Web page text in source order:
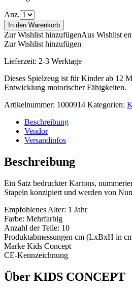
Anz.
In den Warenkorb
Zur Wishlist hinzufügenAus Wishlist
Zur Wishlist hinzufügen
Lieferzeit: 2-3 Werktage
Dieses Spielzeug ist für Kinder ab 12
Entwicklung motorischer Fähigkeiten.
Artikelnummer: 1000914 Kategorien:
Beschreibung
Vendor
Versandinfos
Beschreibung
Ein Satz bedruckter Kartons,
Stapeln konzipiert und werden von
Empfohlenes Alter: 1 Jahr
Farbe: Mehrfarbig
Anzahl der Teile: 10
Produktabmessungen cm (LxBxH in
Marke Kids Concept
CE-Kennzeichnung
Über KIDS CONCEPT